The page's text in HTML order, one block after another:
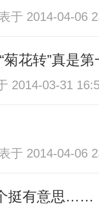
于 2014-04-06
菊花转”真是
2014-03-31
于 2014-04-06
挺有意思……